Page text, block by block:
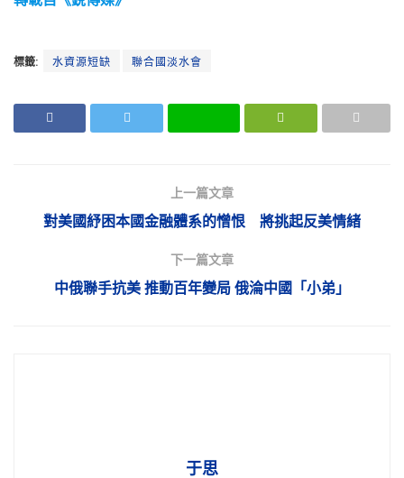
標籤: 水資源短缺 聯合國淡水會
上一篇文章
對美國紓困本國金融體系的憎恨 將挑起反美情緒
下一篇文章
中俄聯手抗美 推動百年變局 俄淪中國「小弟」
于思